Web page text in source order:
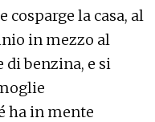
cosparge la casa, al
in mezzo al
benzina, e si
ha in mente